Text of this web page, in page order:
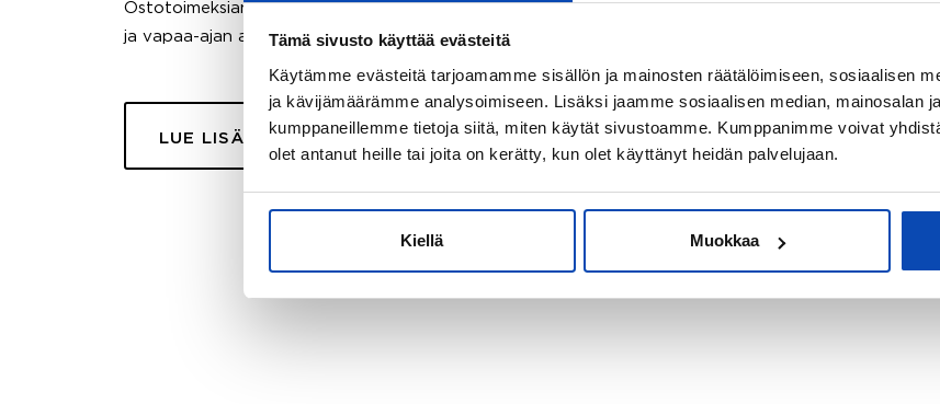
Tämä sivusto käyttää evästeitä
Käytämme evästeitä tarjoamamme sisällön ja mainosten räätälöimiseen, sosiaalisen
ja kävijämäärämme analysoimiseen. Lisäksi jaamme sosiaalisen median, mainosalan
kumppaneillemme tietoja siitä, miten käytät sivustoamme. Kumppanimme voivat
olet antanut heille tai joita on kerätty, kun olet käyttänyt heidän palvelujaan.
Kiellä Muokkaa
Ostotoimeksiantopalvelumme sopii myös esimerkiksi sijoitus-
ja vapaa-ajan asuntojen ostoon.
LUE LISÄÄ